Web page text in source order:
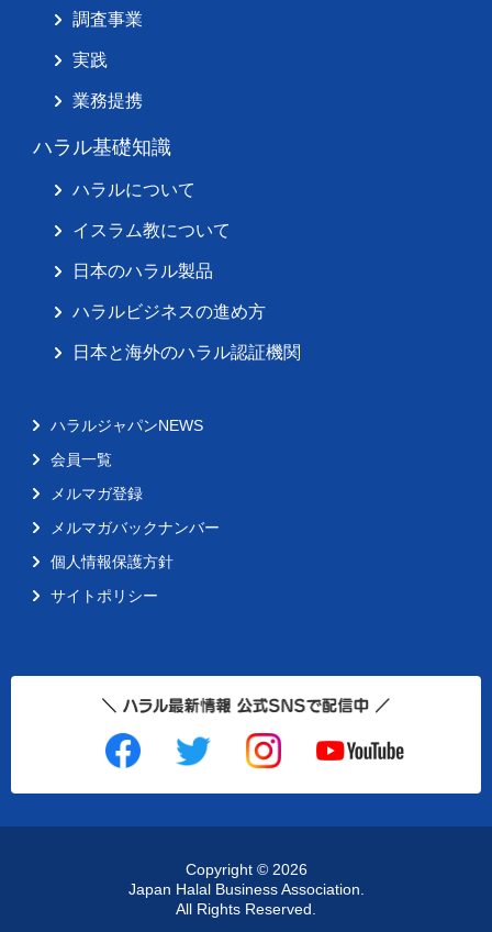
調査事業
実践
業務提携
ハラル基礎知識
ハラルについて
イスラム教について
日本のハラル製品
ハラルビジネスの進め方
日本と海外のハラル認証機関
ハラルジャパンNEWS
会員一覧
メルマガ登録
メルマガバックナンバー
個人情報保護方針
サイトポリシー
Copyright © 2026
Japan Halal Business Association.
All Rights Reserved.